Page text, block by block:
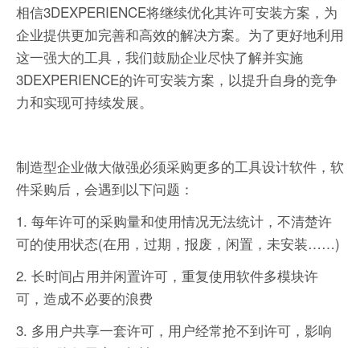
相信3DEXPERIENCE将继续优化其许可安装方案，为
企业提供更加完善和高效的解决方案。为了更好地利用
这一强大的工具，我们鼓励企业尽快了解并实施
3DEXPERIENCE的许可安装方案，以提升自身的竞争
力和实现可持续发展。
制造型企业做大做强必须采购更多的工具设计软件，软
件采购后，会遇到以下问题：
1. 每年许可的采购量和使用情况无法统计，不清楚许
可的使用状态(在用，过期，报废，闲置，未安装……)
2. 长时间占用并闲置许可，重复使用软件多模块许
可，造成不必要的浪费
3. 多用户共享一套许可，用户经常抢不到许可，影响